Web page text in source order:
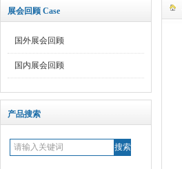
展会回顾 Case
国外展会回顾
国内展会回顾
产品搜索